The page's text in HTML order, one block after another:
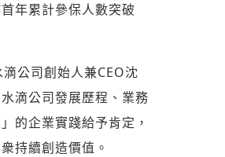
年累計參保人數突破
公司創始人兼CEO沈
滴公司發展歷程、業務
的企業實踐給予肯定，
持續創造價值。